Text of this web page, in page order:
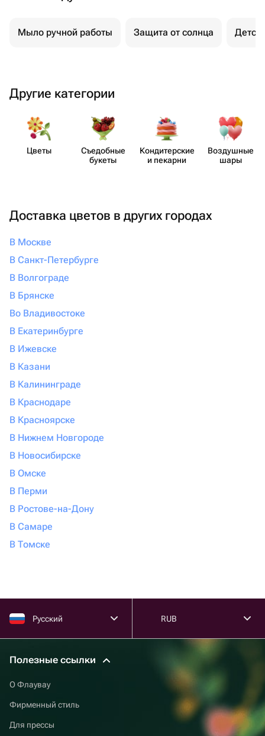
Мыло ручной работы Защита от солнца
Другие категории
Цветы
Съедобные
букеты
Кондит​ерские
и пекарни
Воздушные
шары
Доставка цветов в других городах
В Москве
В Санкт-Петербурге
В Волгограде
В Брянске
Во Владивостоке
В Екатеринбурге
В Ижевске
В Казани
В Калининграде
В Краснодаре
В Красноярске
В Нижнем Новгороде
В Новосибирске
В Омске
В Перми
В Ростове-на-Дону
В Самаре
В Томске
Русский RUB
Полезные ссылки
О Флаувау
Фирменный стиль
Для прессы